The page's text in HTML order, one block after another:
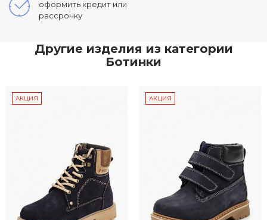
оформить кредит или
рассрочку
Другие изделия из категории
Ботинки
АКЦИЯ АКЦИЯ